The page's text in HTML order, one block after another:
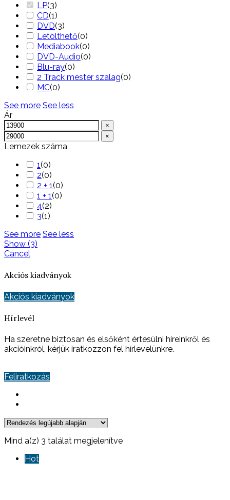
LP(3)
CD(1)
DVD(3)
Letölthető(0)
Mediabook(0)
DVD-Audio(0)
Blu-ray(0)
2 Track mester szalag(0)
MC(0)
See more See less
Ár
×
×
Lemezek száma
1(0)
2(0)
2 + 1(0)
1 + 1(0)
4(2)
3(1)
See more See less
Show (3)
Cancel
Akciós kiadványok
Akciós kiadványok
Hírlevél
Ha szeretne biztosan és elsőként értesülni híreinkről és
akcióinkról, kérjük iratkozzon fel hírlevelünkre.
Feliratkozás
Mind a(z) 3 találat megjelenítveSorted
Hot